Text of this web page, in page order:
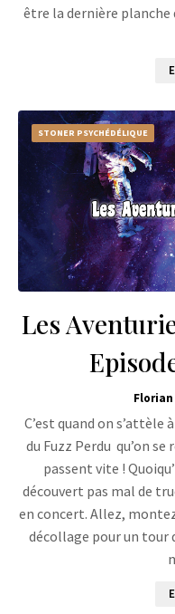
être la dernière
STONER PSYCHÉDÉLIQUE
Les
Florian
C’est quand on s’attèle
du Fuzz Perdu qu’on
passent vite !
découvert pas mal de
en concert. Allez,
décollage pour un tour